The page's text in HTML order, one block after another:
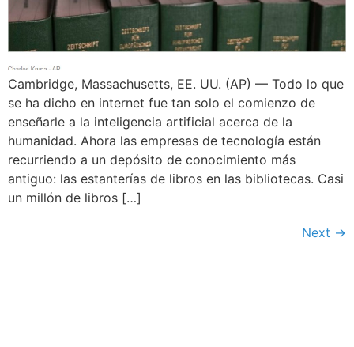
Cambridge, Massachusetts, EE. UU. (AP) — Todo lo que
se ha dicho en internet fue tan solo el comienzo de
enseñarle a la inteligencia artificial acerca de la
humanidad. Ahora las empresas de tecnología están
recurriendo a un depósito de conocimiento más
antiguo: las estanterías de libros en las bibliotecas. Casi
un millón de libros […]
Next →